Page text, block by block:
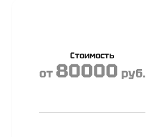
Стоимость
от 80000 руб.